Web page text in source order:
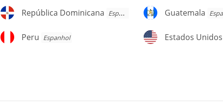
República
República Dominicana Espanhol Guatemala
Guatemala
Peru
Peru Espanhol
Estados
Estados Unidos